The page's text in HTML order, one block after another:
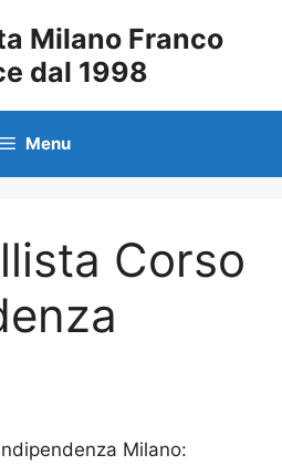
Milano Franco
dal 1998
Menu
Corso
Milano: